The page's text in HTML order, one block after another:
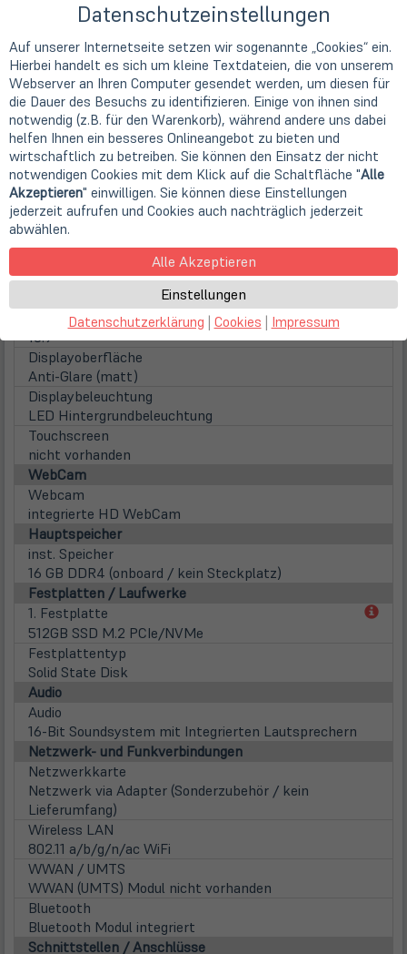
15 Watt)
Intel Core i5 (Gen 10)
Kerne
4 Kerne (Quad-Core)
Taktfrequenz
1,0 GHz
Max. Turbo Taktfrequenz
3,60 GHz
Prozessorgrafik
Intel UHD Graphics (5k Support)
Display
Display
15,6" TFT Display
Displayauflösung
1920 x 1080 Pixel (FHD)
Seitenverhältnis
16:9
Displayoberfläche
Anti-Glare (matt)
Displaybeleuchtung
LED Hintergrundbeleuchtung
Touchscreen
nicht vorhanden
WebCam
Webcam
integrierte HD WebCam
Hauptspeicher
inst. Speicher
16 GB DDR4 (onboard / kein Steckplatz)
Festplatten / Laufwerke
1. Festplatte
512GB SSD M.2 PCIe/NVMe
Festplattentyp
Solid State Disk
Audio
Audio
16-Bit Soundsystem mit Integrierten Lautsprechern
Netzwerk- und Funkverbindungen
Netzwerkkarte
Netzwerk via Adapter (Sonderzubehör / kein
Lieferumfang)
Wireless LAN
802.11 a/b/g/n/ac WiFi
WWAN / UMTS
WWAN (UMTS) Modul nicht vorhanden
Bluetooth
Bluetooth Modul integriert
Schnittstellen / Anschlüsse
Datenschutzeinstellungen
Auf unserer Internetseite setzen wir sogenannte „Cookies“ ein.
Hierbei handelt es sich um kleine Textdateien, die von unserem
Webserver an Ihren Computer gesendet werden, um diesen für
die Dauer des Besuchs zu identifizieren. Einige von ihnen sind
notwendig (z.B. für den Warenkorb), während andere uns dabei
helfen Ihnen ein besseres Onlineangebot zu bieten und
wirtschaftlich zu betreiben. Sie können den Einsatz der nicht
notwendigen Cookies mit dem Klick auf die Schaltfläche "Alle
Akzeptieren" einwilligen. Sie können diese Einstellungen
jederzeit aufrufen und Cookies auch nachträglich jederzeit
abwählen.
Alle Akzeptieren
Einstellungen
Datenschutzerklärung | Cookies | Impressum